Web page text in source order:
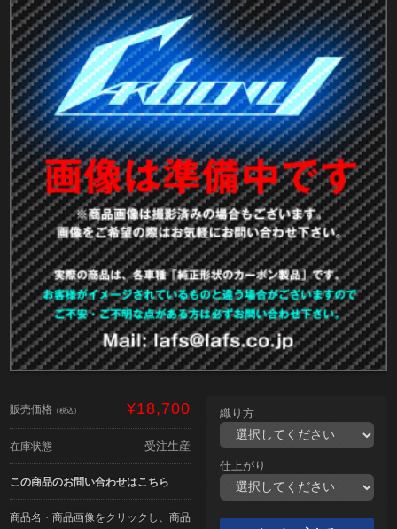
販売価格 （税込） ¥18,700
在庫状態 受注生産
この商品のお問い合わせはこちら
商品名・商品画像をクリックし、商品
織り方
仕上がり